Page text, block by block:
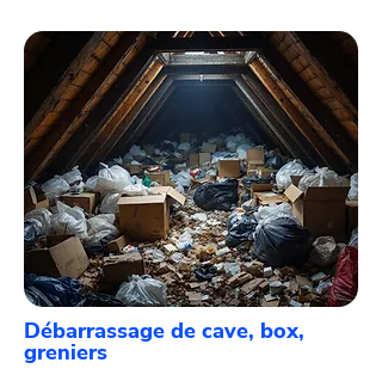
Débarrassage de cave, box,
greniers